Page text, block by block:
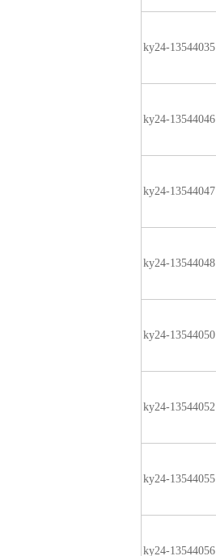
ky24-13544035
ky24-13544046
ky24-13544047
ky24-13544048
ky24-13544050
ky24-13544052
ky24-13544055
ky24-13544056